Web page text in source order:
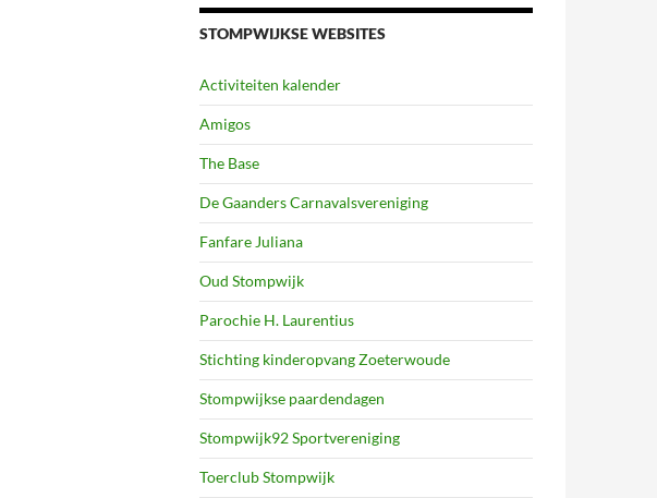
STOMPWIJKSE WEBSITES
Activiteiten kalender
Amigos
The Base
De Gaanders Carnavalsvereniging
Fanfare Juliana
Oud Stompwijk
Parochie H. Laurentius
Stichting kinderopvang Zoeterwoude
Stompwijkse paardendagen
Stompwijk92 Sportvereniging
Toerclub Stompwijk